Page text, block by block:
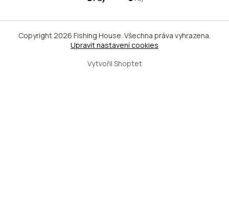
Vytvořil Shoptet
Copyright 2026 Fishing House. Všechna práva vyhrazena.
Upravit nastavení cookies